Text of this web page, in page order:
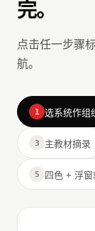
完。
点击任一步骤
航。
1 选系统作组
3 主教材摘录
5 四色 + 浮窗